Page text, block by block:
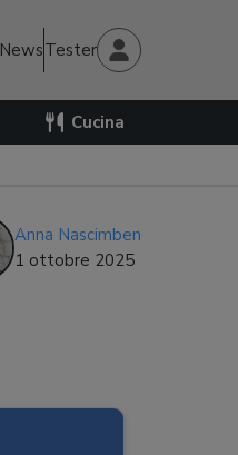
NewsTester
Cucina
Anna Nascimben
1 ottobre 2025